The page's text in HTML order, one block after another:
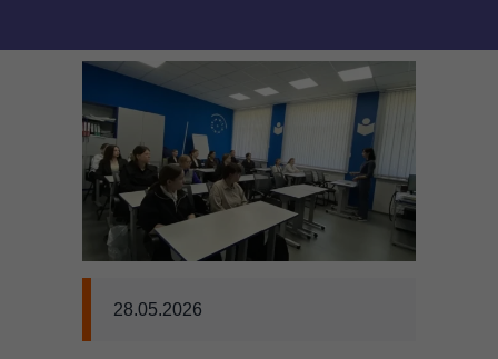
последствия для детей и их законных представителей
---- Внимание Мошенники
------ #КладиТрубку
------ #ПерезвониСам
------ Профилактика преступлений, совершаемых с
использованием информационно-
------ Профилактика хищений денежных средств
28.05.2026